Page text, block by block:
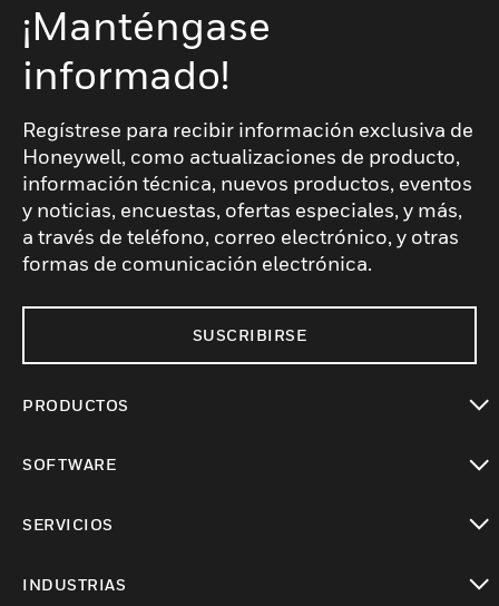
¡Manténgase
informado!
Regístrese para recibir información exclusiva de
Honeywell, como actualizaciones de producto,
información técnica, nuevos productos, eventos
y noticias, encuestas, ofertas especiales, y más,
a través de teléfono, correo electrónico, y otras
formas de comunicación electrónica.
SUSCRIBIRSE
PRODUCTOS
SOFTWARE
SERVICIOS
INDUSTRIAS